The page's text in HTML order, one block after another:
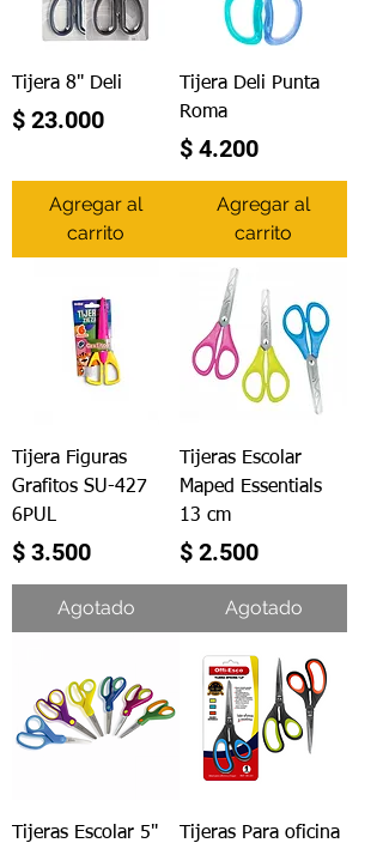
Tijera 8" Deli
Precio
$ 23.000
Agregar al
carrito
Tijera Deli Punta
Roma
Precio
$ 4.200
Agregar al
carrito
Tijera Figuras
Grafitos SU-427
6PUL
Precio
$ 3.500
Agotado
Tijeras Escolar
Maped Essentials
13 cm
Precio
$ 2.500
Agotado
Tijeras Escolar 5"
Tijeras Para oficina